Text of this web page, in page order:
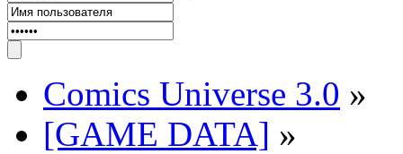
Comics Universe 3.0 »
[GAME DATA] »